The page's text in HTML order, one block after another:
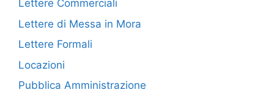
Lettere Commerciali
Lettere di Messa in Mora
Lettere Formali
Locazioni
Pubblica Amministrazione